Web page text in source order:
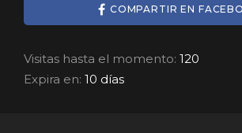
COMPARTIR EN
Visitas hasta el momento: 120
Expira en: 10 días